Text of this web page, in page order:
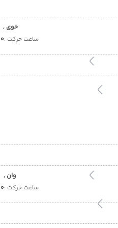
خوی ,
ساعت حرکت :
وان ,
ساعت حرکت :